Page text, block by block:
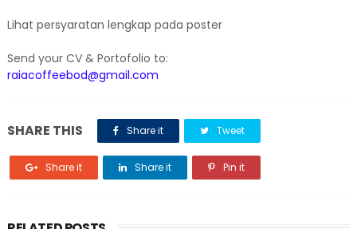
Lihat persyaratan lengkap pada poster
Send your CV & Portofolio to:
raiacoffeebod@gmail.com
SHARE THIS Share it Tweet
Share it Share it Pin it